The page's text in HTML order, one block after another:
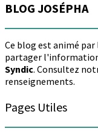
BLOG JOSÉPHA
Ce blog est animé par
partager
Syndic. Consultez
renseignements.
Pages Utiles